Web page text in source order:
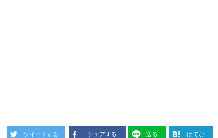
ツイートする シェアする 送る はてな